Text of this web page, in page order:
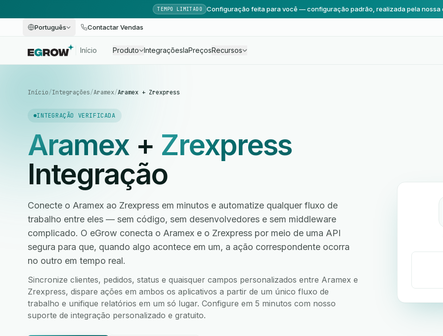
TEMPO LIMITADO Configuração feita para você — configuração padrão, realizada pela nossa
Português Contactar Vendas
Início Produto IntegraçõesIaPreçosRecursos
Início/Integrações/Aramex/Aramex + Zrexpress
INTEGRAÇÃO VERIFICADA
Aramex+ Zrexpress
Integração
Conecte o Aramex ao Zrexpress em minutos e automatize qualquer fluxo de
trabalho entre eles — sem código, sem desenvolvedores e sem middleware
complicado. O eGrow conecta o Aramex e o Zrexpress por meio de uma API
segura para que, quando algo acontece em um, a ação correspondente ocorra
no outro em tempo real.
Sincronize clientes, pedidos, status e quaisquer campos personalizados entre Aramex e
Zrexpress, dispare ações em ambos os aplicativos a partir de um único fluxo de
trabalho e unifique relatórios em um só lugar. Configure em 5 minutos com nosso
suporte de integração personalizado e gratuito.